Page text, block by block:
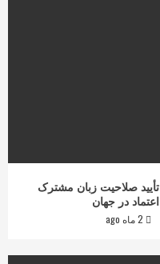
تأیید صلاحیت زبان مشترک
اعتماد در جهان